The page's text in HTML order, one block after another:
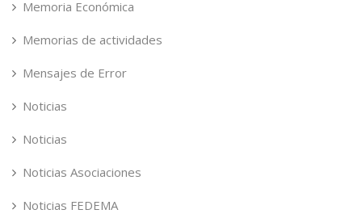
Memoria Económica
Memorias de actividades
Mensajes de Error
Noticias
Noticias
Noticias Asociaciones
Noticias FEDEMA